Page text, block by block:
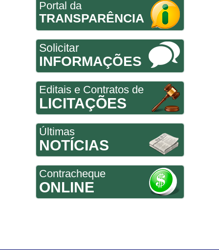
Portal da
TRANSPARÊNCIA
Solicitar
INFORMAÇÕES
Editais e Contratos de
LICITAÇÕES
Últimas
NOTÍCIAS
Contracheque
ONLINE